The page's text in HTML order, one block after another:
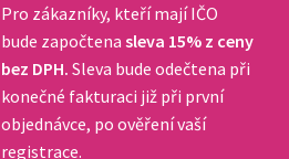
Pro zákazníky, kteří mají IČO
bude započtena sleva 15% z ceny
bez DPH. Sleva bude odečtena při
konečné fakturaci již při první
objednávce, po ověření vaší
registrace.